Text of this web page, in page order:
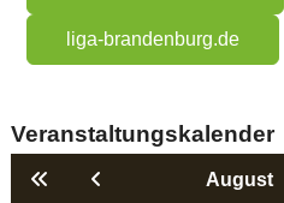
liga-brandenburg.de
Veranstaltungskalender
August